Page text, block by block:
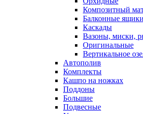
Композитный
Балконные ящики
Каскады
Вазоны, миски,
Оригинальные
Вертикальное
Автополив
Комплекты
Кашпо на ножках
Поддоны
Большие
Подвесные